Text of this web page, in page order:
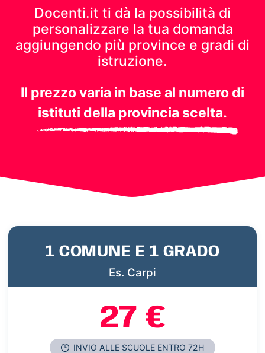
Docenti.it ti dà la possibilità di
personalizzare la tua domanda
aggiungendo più province e gradi di
istruzione.
Il prezzo varia in base al numero di
istituti della provincia scelta.
1 COMUNE E 1 GRADO
Es. Carpi
27 €
INVIO ALLE SCUOLE ENTRO 72H